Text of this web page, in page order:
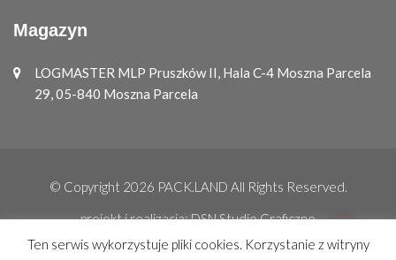
Magazyn
LOGMASTER MLP Pruszków II, Hala C-4 Moszna Parcela
29, 05-840 Moszna Parcela
© Copyright 2026 PACK.LAND All Rights Reserved.
projekt i realizacja:DSN Studio Graficzne
Ten serwis wykorzystuje pliki cookies. Korzystanie z witryny